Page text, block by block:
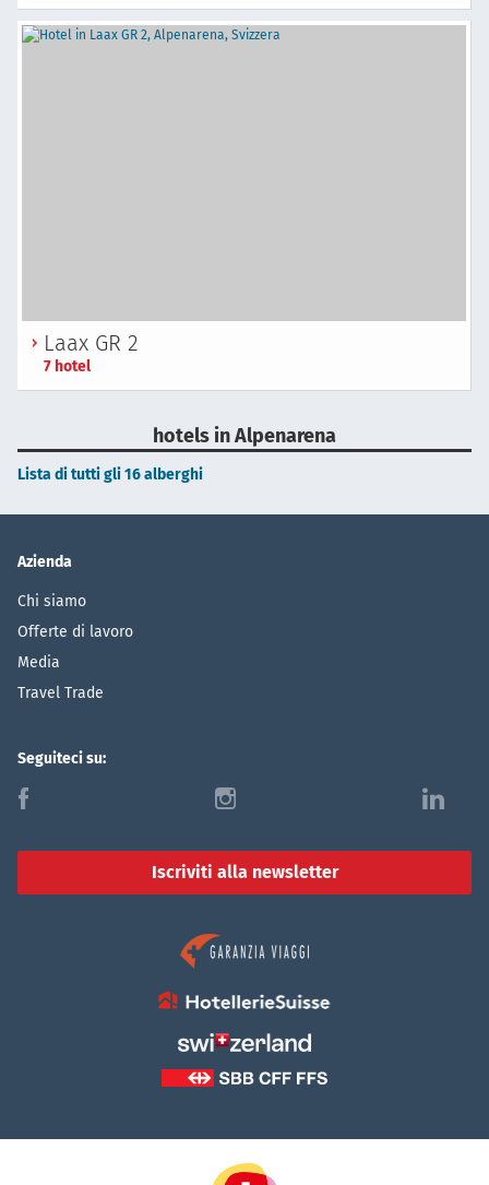
Laax GR 2
7 hotel
hotels in Alpenarena
Lista di tutti gli 16 alberghi
Azienda
Chi siamo
Offerte di lavoro
Media
Travel Trade
Seguiteci su:
f i l
Iscriviti alla newsletter